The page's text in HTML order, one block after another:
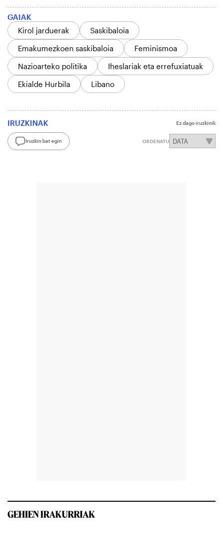
GAIAK
Kirol jarduerak
Saskibaloia
Emakumezkoen saskibaloia
Feminismoa
Nazioarteko politika
Iheslariak eta errefuxiatuak
Ekialde Hurbila
Libano
IRUZKINAK Ez dago iruzkinik
Iruzkin bat egin ORDENATU
GEHIEN IRAKURRIAK